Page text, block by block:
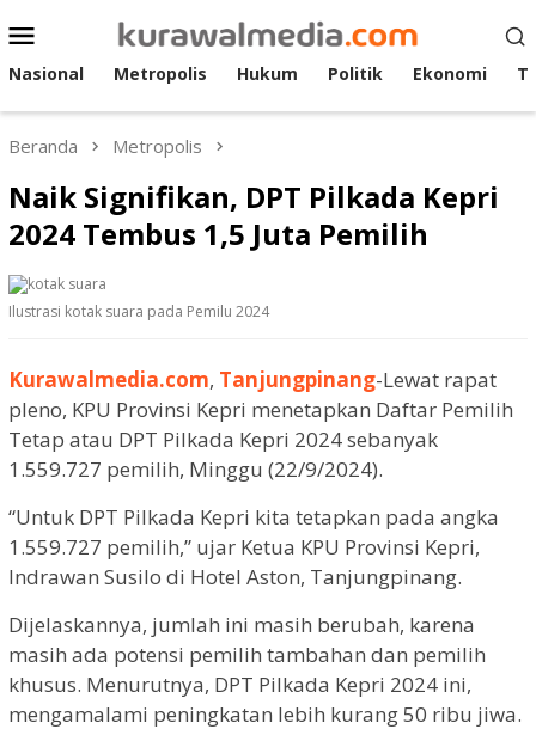
ke
konten
Menu
Mobile
Nasional Metropolis Hukum Politik Ekonomi
Beranda Metropolis
Naik Signifikan, DPT Pilkada Kepri
2024 Tembus 1,5 Juta Pemilih
Ilustrasi kotak suara pada Pemilu 2024
Kurawalmedia.com, Tanjungpinang-Lewat rapat
pleno, KPU Provinsi Kepri menetapkan Daftar Pemilih
Tetap atau DPT Pilkada Kepri 2024 sebanyak
1.559.727 pemilih, Minggu (22/9/2024).
“Untuk DPT Pilkada Kepri kita tetapkan pada angka
1.559.727 pemilih,” ujar Ketua KPU Provinsi Kepri,
Indrawan Susilo di Hotel Aston, Tanjungpinang.
Dijelaskannya, jumlah ini masih berubah, karena
masih ada potensi pemilih tambahan dan pemilih
khusus. Menurutnya, DPT Pilkada Kepri 2024 ini,
mengamalami peningkatan lebih kurang 50 ribu jiwa.